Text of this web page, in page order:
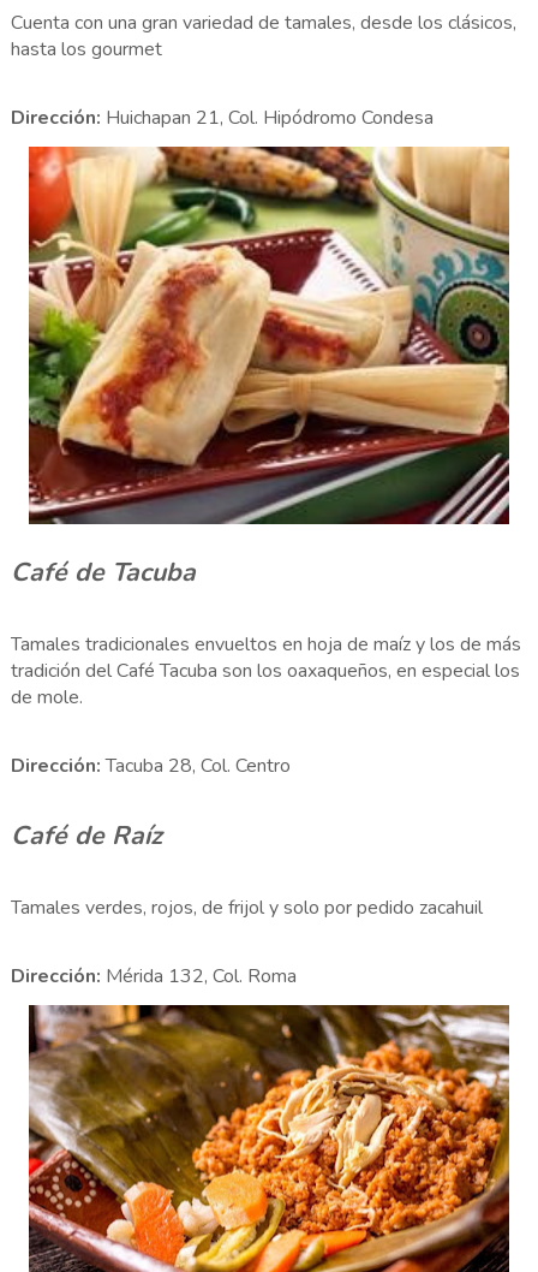
Cuenta con una gran variedad de tamales, desde los clásicos,
hasta los gourmet
Dirección: Huichapan 21, Col. Hipódromo Condesa
Café de Tacuba
Tamales tradicionales envueltos en hoja de maíz y los de más
tradición del Café Tacuba son los oaxaqueños, en especial los
de mole.
Dirección:Tacuba 28, Col. Centro
Café de Raíz
Tamales verdes, rojos, de frijol y solo por pedido zacahuil
Dirección: Mérida 132, Col. Roma